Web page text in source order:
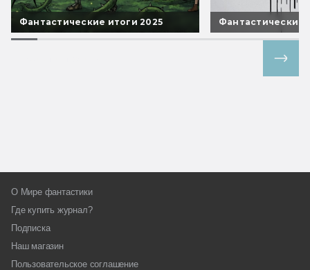
Фантастические итоги 2025 Фантастические
О Мире фантастики
Где купить журнал?
Подписка
Наш магазин
Пользовательское соглашение